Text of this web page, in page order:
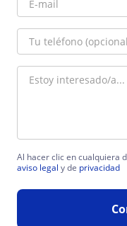
Al hacer clic en cualquiera
aviso legal y de privacidad